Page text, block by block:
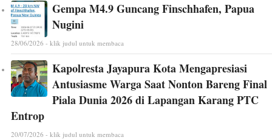
Gempa M4.9 Guncang Finschhafen, Papua
Nugini
28/06/2026 - klik judul untuk membaca
Kapolresta Jayapura Kota Mengapresiasi
Antusiasme Warga Saat Nonton Bareng Final
Piala Dunia 2026 di Lapangan Karang PTC
Entrop
20/07/2026 - klik judul untuk membaca